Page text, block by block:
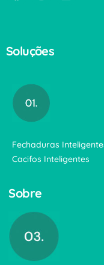
Soluções
Fechaduras
Cacifos Inteligentes
Sobre